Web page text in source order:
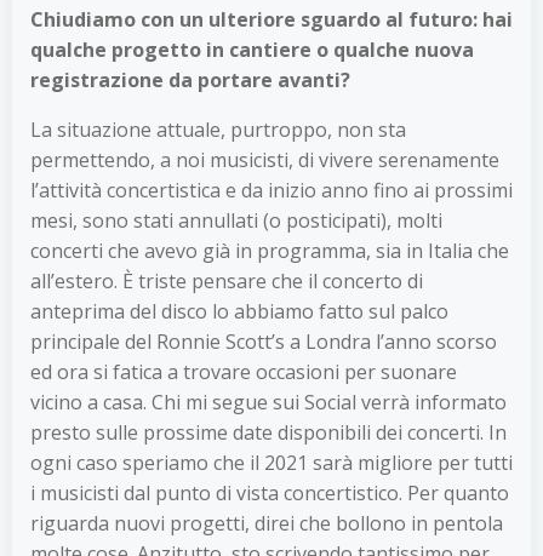
Chiudiamo con un ulteriore sguardo al futuro: hai
qualche progetto in cantiere o qualche nuova
registrazione da portare avanti?
La situazione attuale, purtroppo, non sta
permettendo, a noi musicisti, di vivere serenamente
l’attività concertistica e da inizio anno fino ai prossimi
mesi, sono stati annullati (o posticipati), molti
concerti che avevo già in programma, sia in Italia che
all’estero. È triste pensare che il concerto di
anteprima del disco lo abbiamo fatto sul palco
principale del Ronnie Scott’s a Londra l’anno scorso
ed ora si fatica a trovare occasioni per suonare
vicino a casa. Chi mi segue sui Social verrà informato
presto sulle prossime date disponibili dei concerti. In
ogni caso speriamo che il 2021 sarà migliore per tutti
i musicisti dal punto di vista concertistico. Per quanto
riguarda nuovi progetti, direi che bollono in pentola